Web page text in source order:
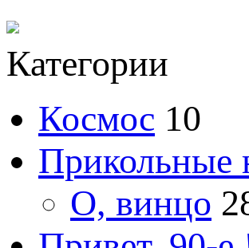
Категории
Космос 10
Прикольные
О, винцо